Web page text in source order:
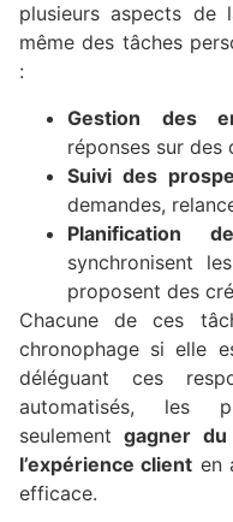
plusieurs aspects de
même des tâches
:
Gestion des
réponses sur des
Suivi des
demandes,
Planification
synchronisent
proposent des
Chacune de ces
chronophage si elle
déléguant ces
automatisés, les
seulementgagner
l’expérience client en
efficace.